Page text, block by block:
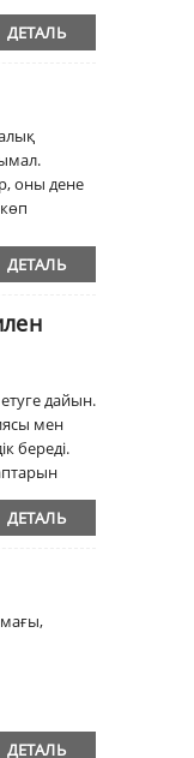
ДЕТАЛЬ
оны дене
ДЕТАЛЬ
дайын.
мен
береді.
ДЕТАЛЬ
ДЕТАЛЬ